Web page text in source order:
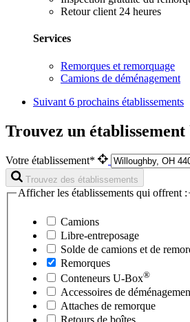
Retour client 24 heures
Services
Remorques et remorquage
Camions de déménagement
Suivant 6 prochains établissements
Trouvez un
Votre établissement*
Trouvez des établissements
Afficher les établissements qui offrent :
Camions
Libre-entreposage
Solde de camions et de
Remorques
Conteneurs U-Box®
Accessoires de
Attaches de remorque
Retours de boîtes